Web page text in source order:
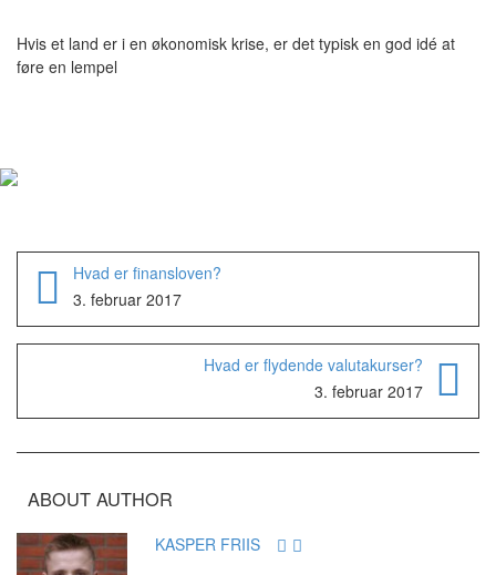
Hvis et land er i en økonomisk krise, er det typisk en god idé at
føre en lempel
Hvad er finansloven?
3. februar 2017
Hvad er flydende valutakurser?
3. februar 2017
ABOUT AUTHOR
KASPER FRIIS